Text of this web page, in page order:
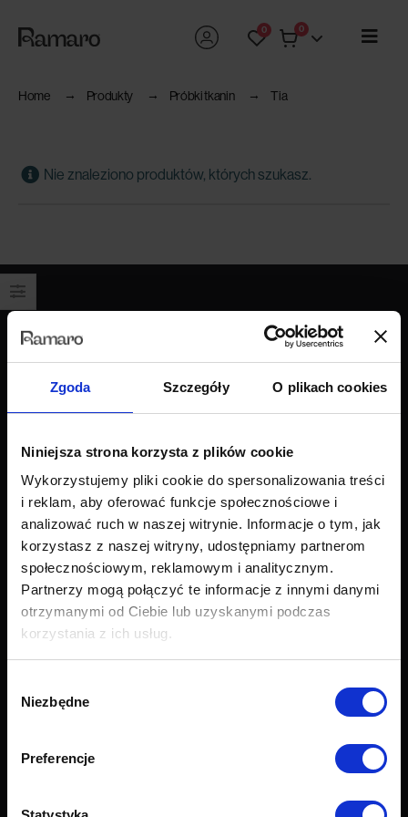
Zgoda Szczegóły O plikach cookies
Niniejsza strona korzysta z plików cookie
Wykorzystujemy pliki cookie do spersonalizowania treści
i reklam, aby oferować funkcje społecznościowe i
analizować ruch w naszej witrynie. Informacje o tym, jak
korzystasz z naszej witryny, udostępniamy partnerom
społecznościowym, reklamowym i analitycznym.
Partnerzy mogą połączyć te informacje z innymi danymi
otrzymanymi od Ciebie lub uzyskanymi podczas
korzystania z ich usług.
zgody
Niezbędne
Preferencje
0 0
Home Produkty Próbki tkanin Tia
Nie znaleziono produktów, których szukasz.
Produkty
Narożniki
Krzesła i fotele
Stoły i stoliki
Akcesoria
Nowości
Obsługa klienta
Dostawa
Najczęściej zadawane pytania (FAQ)
Raty Credit Agricole